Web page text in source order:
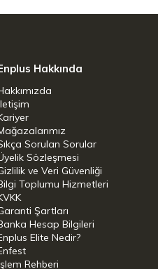
Hakkında
Sorulan Sorular
Sözleşmesi
ve Veri Güvenliği
Toplumu Hizmetleri
Şartları
Hesap Bilgileri
Elite Nedir?
Rehberi